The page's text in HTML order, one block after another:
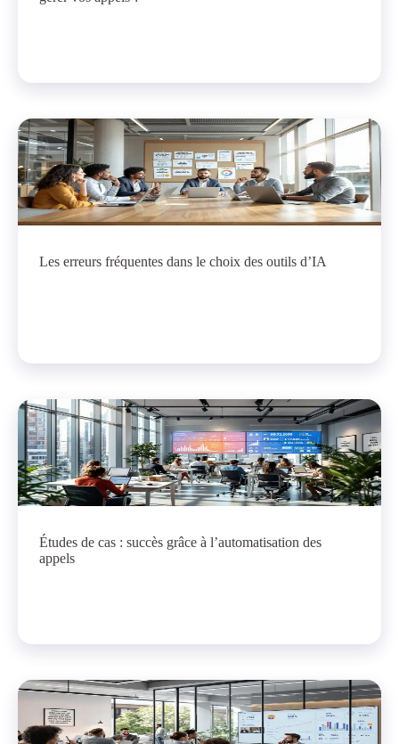
Les erreurs fréquentes dans le choix des outils d’IA
Études de cas : succès grâce à l’automatisation des
appels